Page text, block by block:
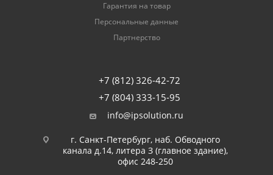
Гарантия на товар
Персональные данные
Партнерство
+7 (812) 326-42-72
+7 (804) 333-15-95
info@ipsolution.ru
г. Санкт-Петербург, наб. Обводного
канала д.14, литера З (главное здание),
офис 248-250